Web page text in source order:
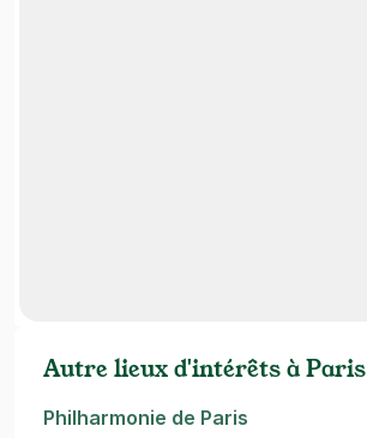
Autre lieux d'intérêts à Paris
Philharmonie de Paris